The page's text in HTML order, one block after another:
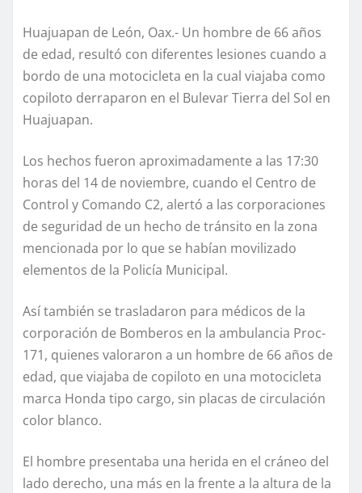
Huajuapan de León, Oax.- Un hombre de 66 años
de edad, resultó con diferentes lesiones cuando a
bordo de una motocicleta en la cual viajaba como
copiloto derraparon en el Bulevar Tierra del Sol en
Huajuapan.
Los hechos fueron aproximadamente a las 17:30
horas del 14 de noviembre, cuando el Centro de
Control y Comando C2, alertó a las corporaciones
de seguridad de un hecho de tránsito en la zona
mencionada por lo que se habían movilizado
elementos de la Policía Municipal.
Así también se trasladaron para médicos de la
corporación de Bomberos en la ambulancia Proc-
171, quienes valoraron a un hombre de 66 años de
edad, que viajaba de copiloto en una motocicleta
marca Honda tipo cargo, sin placas de circulación
color blanco.
El hombre presentaba una herida en el cráneo del
lado derecho, una más en la frente a la altura de la